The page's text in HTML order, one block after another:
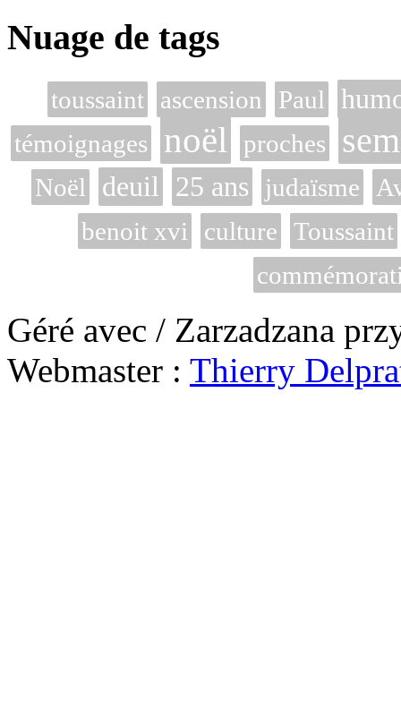
Nuage de tags
toussaint ascension Paul
témoignages noël proches
Noël deuil 25 ans judaïsme
benoit xvi
culture Toussaint
Géré avec / Zarzadzana
Webmaster : Thierry